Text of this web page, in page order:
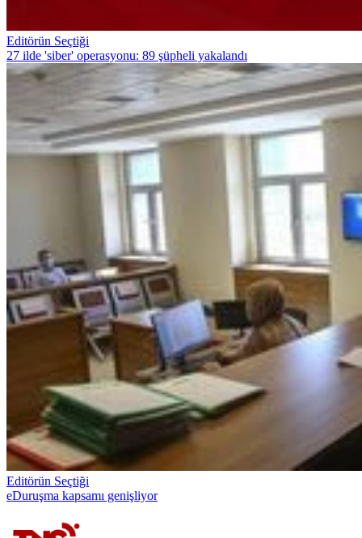
Editörün Seçtiği
27 ilde 'siber' operasyonu: 89 şüpheli yakalandı
Editörün Seçtiği
eDuruşma kapsamı genişliyor